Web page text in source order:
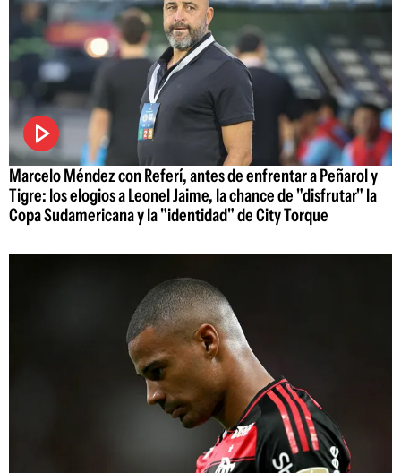
Marcelo Méndez con Referí, antes de enfrentar a Peñarol y
Tigre: los elogios a Leonel Jaime, la chance de "disfrutar" la
Copa Sudamericana y la "identidad" de City Torque